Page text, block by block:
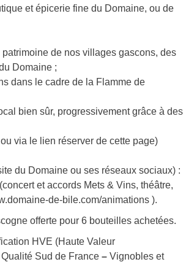
et épicerie fine du Domaine, ou de
de nos villages gascons, des
Domaine ;
dans le cadre de la Flamme de
bien sûr, progressivement grâce à des
via le lien réserver de cette page)
du Domaine ou ses réseaux sociaux) :
et accords Mets & Vins, théâtre,
de-bile.com/animations ).
offerte pour 6 bouteilles achetées.
HVE (Haute Valeur
Qualité Sud de France – Vignobles et